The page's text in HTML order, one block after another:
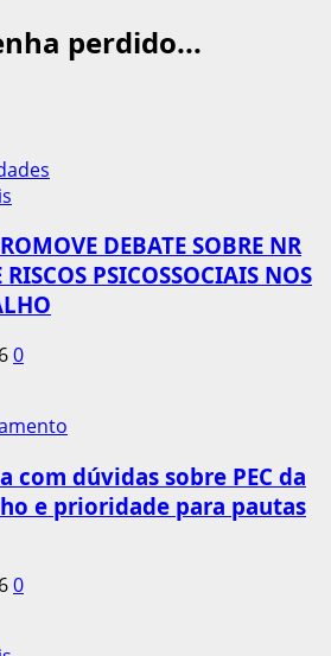
perdido...
DEBATE SOBRE NR
PSICOSSOCIAIS NOS
0
com dúvidas sobre PEC da
e prioridade para pautas
0